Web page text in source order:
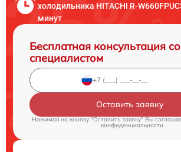
холодильника HITACHI R-
минут
Бесплатная консультация со
специалистом
Оставить заявку
Нажимая на кнопку "Оставить заявку" Вы
конфиденциальности